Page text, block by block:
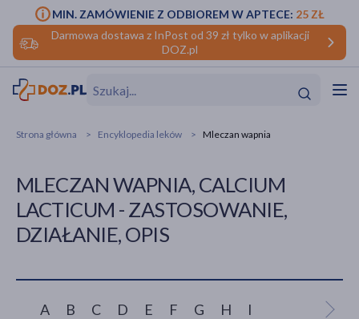
Darmowa dostawa z InPost od 39 zł tylko w aplikacji
DOZ.pl
MIN. ZAMÓWIENIE Z ODBIOREM W APTECE: 25 ZŁ
Hit
makijażu
Strona główna Encyklopedia leków Mleczan wapnia
MLECZAN WAPNIA, CALCIUM
LACTICUM - ZASTOSOWANIE,
DZIAŁANIE, OPIS
A B C D E F G H I